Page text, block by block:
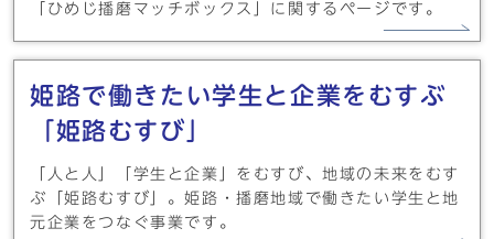
「ひめじ播磨マッチボックス」に関するページです。
姫路で働きたい学生と企業をむすぶ
「姫路むすび」
「人と人」「学生と企業」をむすび、地域の未来をむす
ぶ「姫路むすび」。姫路・播磨地域で働きたい学生と地
元企業をつなぐ事業です。